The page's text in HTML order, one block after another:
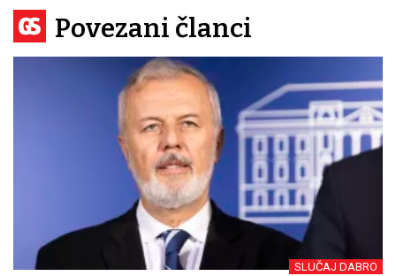
Povezani članci
SLUČAJ DABRO